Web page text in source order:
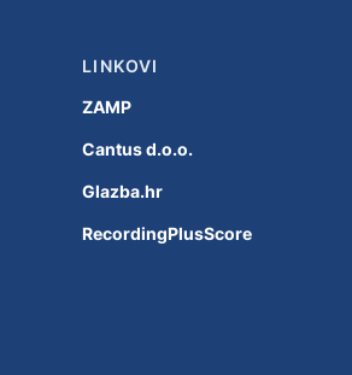
LINKOVI
ZAMP
Cantus d.o.o.
Glazba.hr
RecordingPlusScore